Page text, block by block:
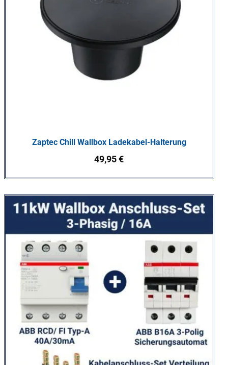
Zaptec Chill Wallbox Ladekabel-Halterung
49,95€